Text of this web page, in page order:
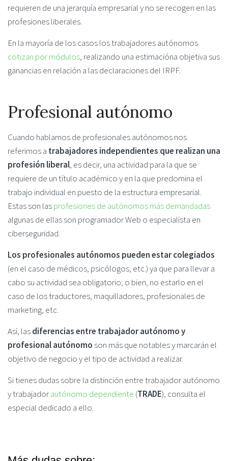
requieren de una jerarquía empresarial y no se recogen en las
profesiones liberales.
En la mayoría de los casos los trabajadores autónomos
cotizan por módulos, realizando una estimacióna objetiva sus
ganancias en relación a las declaraciones del IRPF.
Profesional autónomo
Cuando hablamos de profesionales autónomos nos
referimos a trabajadores independientes que realizan una
profesión liberal, es decir, una actividad para la que se
requiere de un título académico y en la que predomina el
trabajo individual en puesto de la estructura empresarial.
Estas son lasprofesiones de autónomos más demandadas
algunas de ellas son programador Web o especialista en
ciberseguridad.
Los profesionales autónomos pueden estar colegiados
(en el caso de médicos, psicólogos, etc.) ya que para llevar a
cabo su actividad sea obligatorio; o bien, no estarlo en el
caso de los traductores, maquilladores, profesionales de
marketing, etc.
Así, lasdiferencias entre trabajador autónomo y
profesional autónomo son más que notables y marcarán el
objetivo de negocio y el tipo de actividad a realizar.
Si tienes dudas sobre la distinción entre trabajador autónomo
y trabajadorautónomo dependiente (TRADE), consulta el
especial dedicado a ello.